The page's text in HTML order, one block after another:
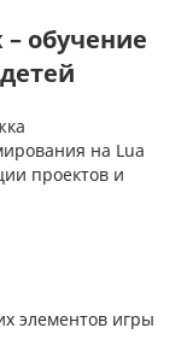
обучение
на Lua
проектов и
элементов игры